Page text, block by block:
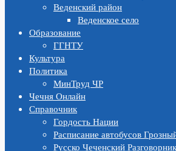
Веденский район
Веденское село
Образование
ГГНТУ
Культура
Политика
МинТруд ЧР
Чечня Онлайн
Справочник
Гордость Нации
Расписание автобусов
Русско Чеченский Разговорник